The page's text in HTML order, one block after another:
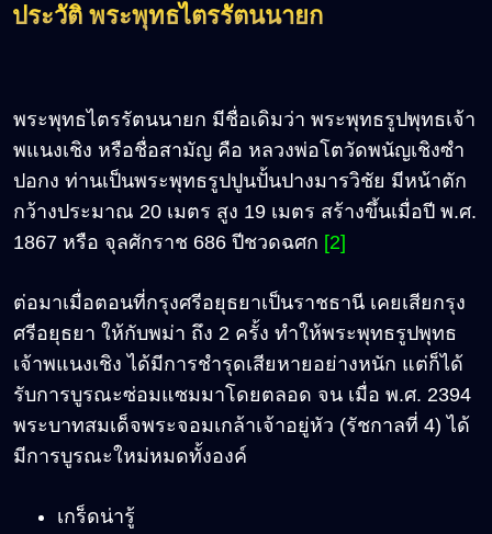
ประวัติ พระพุทธไตรรัตนนายก
พระพุทธไตรรัตนนายก มีชื่อเดิมว่า พระพุทธรูปพุทธเจ้า
พแนงเชิง หรือชื่อสามัญ คือ หลวงพ่อโตวัดพนัญเชิงซำ
ปอกง ท่านเป็นพระพุทธรูปปูนปั้นปางมารวิชัย มีหน้าตัก
กว้างประมาณ 20 เมตร สูง 19 เมตร สร้างขึ้นเมื่อปี พ.ศ.
1867 หรือ จุลศักราช 686 ปีชวดฉศก [2]
ต่อมาเมื่อตอนที่กรุงศรีอยุธยาเป็นราชธานี เคยเสียกรุง
ศรีอยุธยา ให้กับพม่า ถึง 2 ครั้ง ทำให้พระพุทธรูปพุทธ
เจ้าพแนงเชิง ได้มีการชำรุดเสียหายอย่างหนัก แต่ก็ได้
รับการบูรณะซ่อมแซมมาโดยตลอด จน เมื่อ พ.ศ. 2394
พระบาทสมเด็จพระจอมเกล้าเจ้าอยู่หัว (รัชกาลที่ 4) ได้
มีการบูรณะใหม่หมดทั้งองค์
เกร็ดน่ารู้